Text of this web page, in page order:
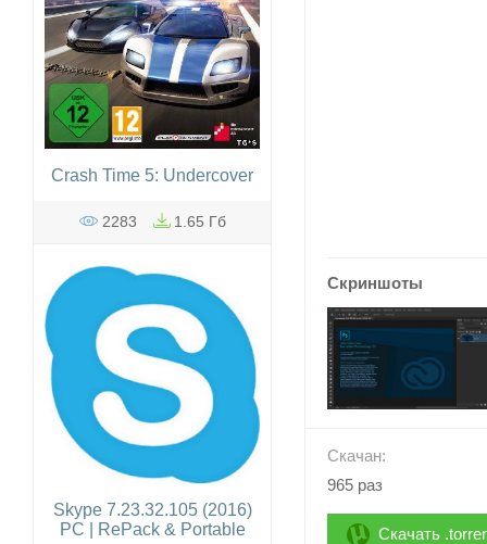
Скриншоты
Скачан:
965 раз
Скачать
Crash Time 5: Undercover
2283 1.65 Гб
Skype 7.23.32.105 (2016)
РС | RePack & Portable